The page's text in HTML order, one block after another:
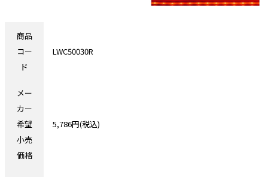
商品
コー
ド
LWC50030R
メー
カー
希望
小売
価格
5,786円(税込)